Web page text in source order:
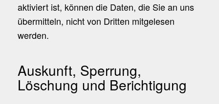
aktiviert ist, können die Daten, die Sie an uns
übermitteln, nicht von Dritten mitgelesen
werden.
Auskunft, Sperrung,
Löschung und Berichtigung